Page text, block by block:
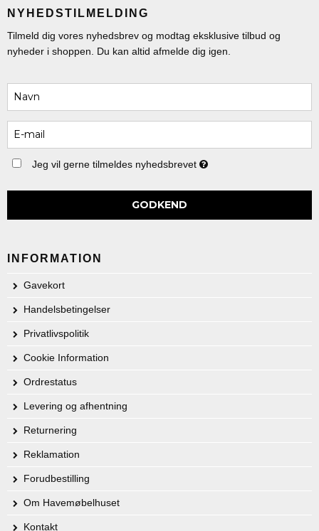
NYHEDSTILMELDING
Tilmeld dig vores nyhedsbrev og modtag eksklusive tilbud og
nyheder i shoppen. Du kan altid afmelde dig igen.
Jeg vil gerne tilmeldes nyhedsbrevet
GODKEND
INFORMATION
Gavekort
Handelsbetingelser
Privatlivspolitik
Cookie Information
Ordrestatus
Levering og afhentning
Returnering
Reklamation
Forudbestilling
Om Havemøbelhuset
Kontakt